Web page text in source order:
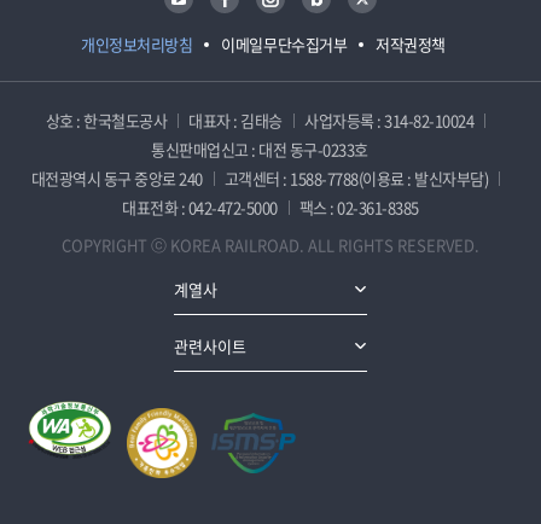
개인정보처리방침 이메일무단수집거부 저작권정책
상호 : 한국철도공사 대표자 : 김태승
사업자등록 : 314-82-10024
통신판매업신고 : 대전 동구-0233호
대전광역시 동구 중앙로 240
고객센터 : 1588-7788(이용료 : 발신자부담)
대표전화 : 042-472-5000
팩스 : 02-361-8385
COPYRIGHT ⓒ KOREA RAILROAD. ALL RIGHTS RESERVED.
계열사
관련사이트